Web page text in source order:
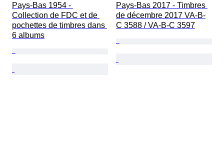
Pays-Bas 1954 -
Collection de FDC et de
pochettes de timbres dans
6 albums
Pays-Bas 2017 - Timbres
de décembre 2017 VA-B-
C 3588 / VA-B-C 3597